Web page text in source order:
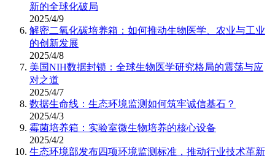
新的全球化破局
2025/4/9
解密二氧化碳培养箱：如何推动生物医学、农业与工业
的创新发展
2025/4/8
美国NIH数据封锁：全球生物医学研究格局的震荡与应
对之道
2025/4/7
数据生命线：生态环境监测如何筑牢诚信基石？
2025/4/3
霉菌培养箱：实验室微生物培养的核心设备
2025/4/2
生态环境部发布四项环境监测标准，推动行业技术革新